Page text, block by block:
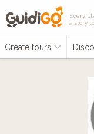
Every
a story
Create tours